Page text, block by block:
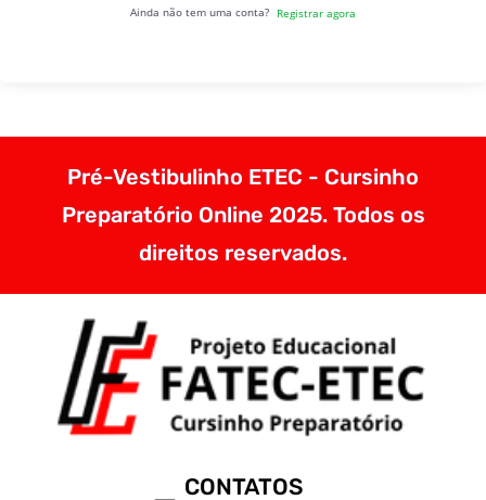
Ainda não tem uma conta? Registrar agora
Pré-Vestibulinho ETEC - Cursinho
Preparatório Online 2025. Todos os
direitos reservados.
CONTATOS